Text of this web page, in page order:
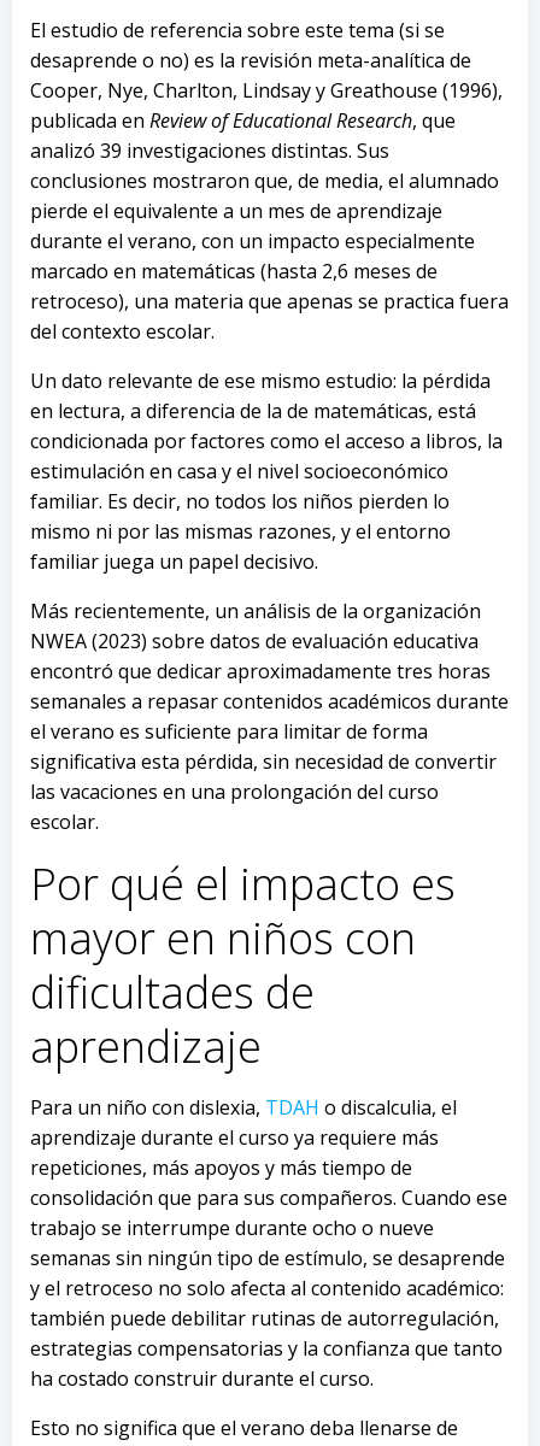
El estudio de referencia sobre este tema (si se
desaprende o no) es la revisión meta-analítica de
Cooper, Nye, Charlton, Lindsay y Greathouse (1996),
publicada en Review of Educational Research, que
analizó 39 investigaciones distintas. Sus
conclusiones mostraron que, de media, el alumnado
pierde el equivalente a un mes de aprendizaje
durante el verano, con un impacto especialmente
marcado en matemáticas (hasta 2,6 meses de
retroceso), una materia que apenas se practica fuera
del contexto escolar.
Un dato relevante de ese mismo estudio: la pérdida
en lectura, a diferencia de la de matemáticas, está
condicionada por factores como el acceso a libros, la
estimulación en casa y el nivel socioeconómico
familiar. Es decir, no todos los niños pierden lo
mismo ni por las mismas razones, y el entorno
familiar juega un papel decisivo.
Más recientemente, un análisis de la organización
NWEA (2023) sobre datos de evaluación educativa
encontró que dedicar aproximadamente tres horas
semanales a repasar contenidos académicos durante
el verano es suficiente para limitar de forma
significativa esta pérdida, sin necesidad de convertir
las vacaciones en una prolongación del curso
escolar.
Por qué el impacto es
mayor en niños con
dificultades de
aprendizaje
Para un niño con dislexia, TDAH o discalculia, el
aprendizaje durante el curso ya requiere más
repeticiones, más apoyos y más tiempo de
consolidación que para sus compañeros. Cuando ese
trabajo se interrumpe durante ocho o nueve
semanas sin ningún tipo de estímulo, se desaprende
y el retroceso no solo afecta al contenido académico:
también puede debilitar rutinas de autorregulación,
estrategias compensatorias y la confianza que tanto
ha costado construir durante el curso.
Esto no significa que el verano deba llenarse de